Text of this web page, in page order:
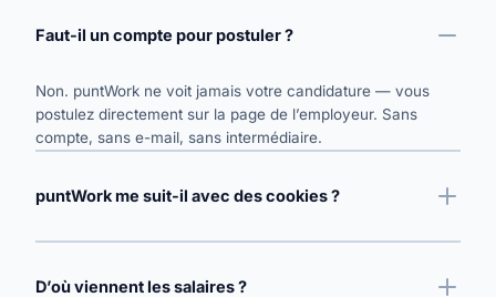
Faut-il un compte pour postuler ?
Non. puntWork ne voit jamais votre candidature — vous
postulez directement sur la page de l’employeur. Sans
compte, sans e-mail, sans intermédiaire.
puntWork me suit-il avec des cookies ?
D’où viennent les salaires ?